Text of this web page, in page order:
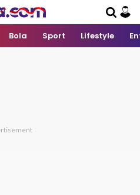
Bola Sport Lifestyle